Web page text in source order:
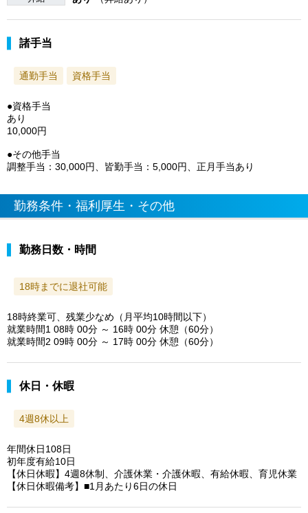
諸手当
通勤手当 資格手当
●資格手当
あり
10,000円
●その他手当
調整手当：30,000円、皆勤手当：5,000円、正月手当あり
勤務条件・福利厚生・その他
勤務日数・時間
18時までに退社可能
18時終業可、残業少なめ（月平均10時間以下）
就業時間1 08時 00分 ～ 16時 00分 休憩（60分）
就業時間2 09時 00分 ～ 17時 00分 休憩（60分）
休日・休暇
4週8休以上
年間休日108日
初年度有給10日
【休日休暇】4週8休制、介護休業・介護休暇、有給休暇、育児休業
【休日休暇備考】■1月あたり6日の休日